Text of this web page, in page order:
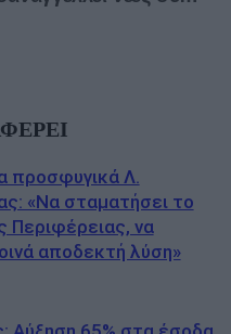
προσφυγικά Λ.
«Να σταματήσει το
Περιφέρειας, να
αποδεκτή λύση»